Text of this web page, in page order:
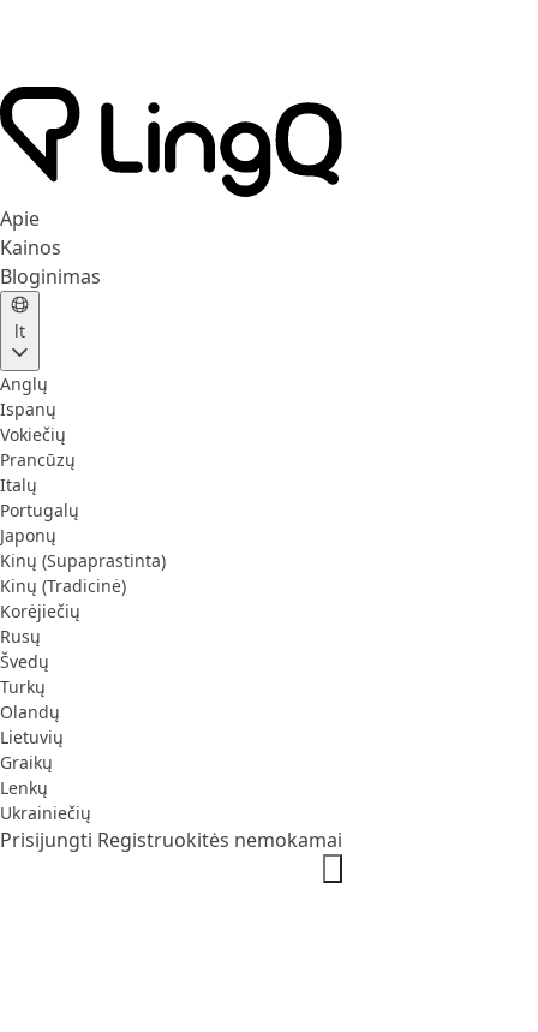
Apie
Kainos
Bloginimas
lt
Anglų
Ispanų
Vokiečių
Prancūzų
Italų
Portugalų
Japonų
Kinų (Supaprastinta)
Kinų (Tradicinė)
Korėjiečių
Rusų
Švedų
Turkų
Olandų
Lietuvių
Graikų
Lenkų
Ukrainiečių
Prisijungti Registruokitės nemokamai